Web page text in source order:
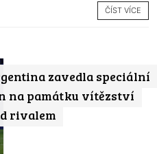
ČÍST VÍCE
zavedla speciální
na památku vítězství
rivalem